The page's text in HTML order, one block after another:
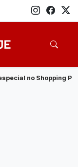
· Veja quem são